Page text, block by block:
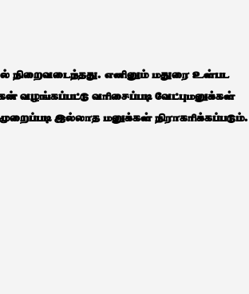
நிறைவடைந்தது. எனினும் மதுரை உள்பட
வழங்கப்பட்டு வரிசைப்படி வேட்புமனுக்கள்
இல்லாத மனுக்கள் நிராகரிக்கப்படும்.